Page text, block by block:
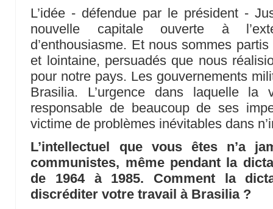
L’idée - défendue par le président -
nouvelle capitale ouverte à
d’enthousiasme. Et nous sommes
et lointaine, persuadés que nous
pour notre pays. Les gouvernements
Brasilia. L’urgence dans laquelle
responsable de beaucoup de ses
victime de problèmes inévitables dans
L’intellectuel que vous êtes n’a
communistes, même pendant la
de 1964 à 1985. Comment la
discréditer votre travail à Brasilia ?